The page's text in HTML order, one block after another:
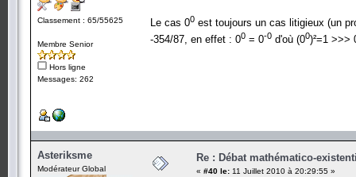
Classement : 65/55625
Membre Senior
Hors ligne
Messages: 262
Le cas 00 est toujours un cas litigieux (un
-354/87, en effet : 00 = 0-0 d'où (00)²=1 >>>
Asteriksme
Modérateur Global
Re : Débat mathématico-
« #40 le: 11 Juillet 2010 à 20:29:55 »